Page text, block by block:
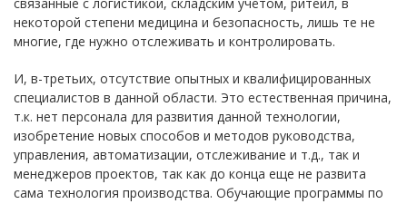
некоторой степени медицина и безопасность, лишь те не
многие, где нужно отслеживать и контролировать.
И, в-третьих, отсутствие опытных и квалифицированных
специалистов в данной области. Это естественная причина,
т.к. нет персонала для развития данной технологии,
изобретение новых способов и методов руководства,
управления, автоматизации, отслеживание и т.д., так и
менеджеров проектов, так как до конца еще не развита
сама технология производства. Обучающие программы по